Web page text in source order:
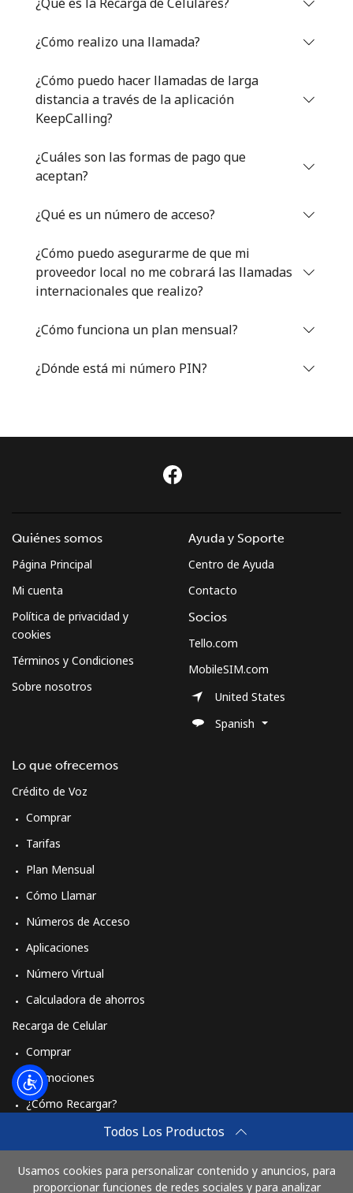
¿Olvidaste tu contraseña? →
Iniciar Sesión
¿Cómo realizo una llamada?
¿Cómo puedo hacer llamadas de larga
distancia a través de la aplicación
KeepCalling?
¿Cuáles son las formas de pago que
aceptan?
¿Qué es un número de acceso?
¿Cómo puedo asegurarme de que mi
proveedor local no me cobrará las llamadas
internacionales que realizo?
¿Cómo funciona un plan mensual?
¿Dónde está mi número PIN?
Todos Los Productos
Usamos cookies para personalizar contenido y anuncios, para
proporcionar funciones de redes sociales y para analizar
Quiénes somos
Página Principal
Mi cuenta
Política de privacidad y
cookies
Términos y Condiciones
Sobre nosotros
Lo que ofrecemos
Crédito de Voz
Comprar
Tarifas
Plan Mensual
Cómo Llamar
Números de Acceso
Aplicaciones
Número Virtual
Calculadora de ahorros
Recarga de Celular
Comprar
Promociones
¿Cómo Recargar?
Comprar
Cómo funciona
Ayuda y Soporte
Centro de Ayuda
Contacto
Socios
Tello.com
MobileSIM.com
United States
Spanish